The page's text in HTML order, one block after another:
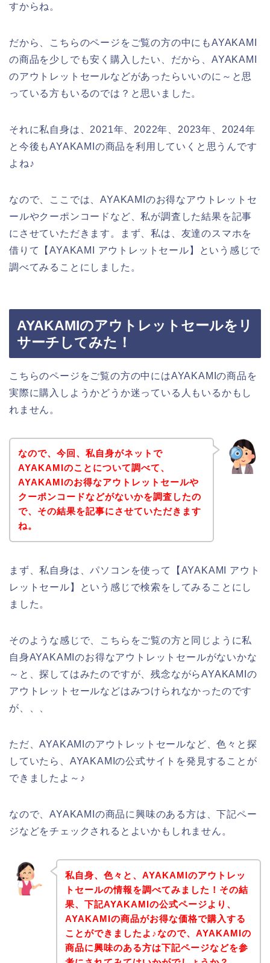
すからね。
だから、こちらのページをご覧の方の中にもAYAKAMI
の商品を少しでも安く購入したい、だから、AYAKAMI
のアウトレットセールなどがあったらいいのに～と思
っている方もいるのでは？と思いました。
それに私自身は、2021年、2022年、2023年、2024年
と今後もAYAKAMIの商品を利用していくと思うんです
よね♪
なので、ここでは、AYAKAMIのお得なアウトレットセ
ールやクーポンコードなど、私が調査した結果を記事
にさせていただきます。まず、私は、友達のスマホを
借りて【AYAKAMI アウトレットセール】という感じで
調べてみることにしました。
AYAKAMIのアウトレットセールをリ
サーチしてみた！
こちらのページをご覧の方の中にはAYAKAMIの商品を
実際に購入しようかどうか迷っている人もいるかもし
れません。
なので、今回、私自身がネットで
AYAKAMIのことについて調べて、
AYAKAMIのお得なアウトレットセールや
クーポンコードなどがないかを調査したの
で、その結果を記事にさせていただきます
ね。
まず、私自身は、パソコンを使って【AYAKAMI アウト
レットセール】という感じで検索をしてみることにし
ました。
そのような感じで、こちらをご覧の方と同じように私
自身AYAKAMIのお得なアウトレットセールがないかな
～と、探してはみたのですが、残念ながらAYAKAMIの
アウトレットセールなどはみつけられなかったのです
が、、、
ただ、AYAKAMIのアウトレットセールなど、色々と探
していたら、AYAKAMIの公式サイトを発見することが
できましたよ～♪
なので、AYAKAMIの商品に興味のある方は、下記ペー
ジなどをチェックされるとよいかもしれません。
私自身、色々と、AYAKAMIのアウトレッ
トセールの情報を調べてみました！その結
果、下記AYAKAMIの公式ページより、
AYAKAMIの商品がお得な価格で購入する
ことができましたよ♪なので、AYAKAMIの
商品に興味のある方は下記ページなどを参